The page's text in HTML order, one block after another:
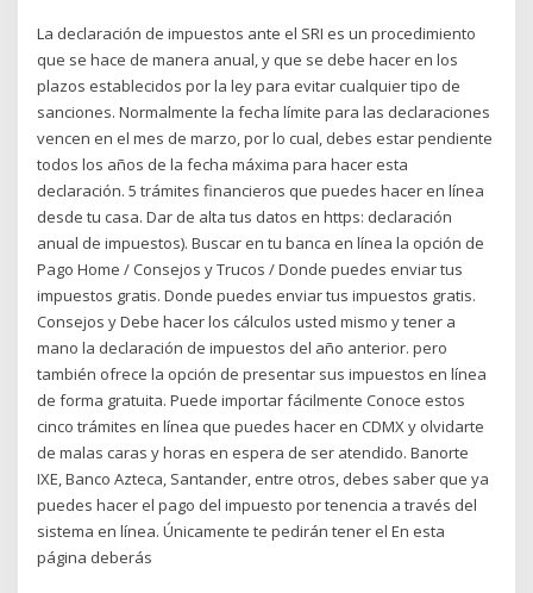
La declaración de impuestos ante el SRI es un procedimiento
que se hace de manera anual, y que se debe hacer en los
plazos establecidos por la ley para evitar cualquier tipo de
sanciones. Normalmente la fecha límite para las declaraciones
vencen en el mes de marzo, por lo cual, debes estar pendiente
todos los años de la fecha máxima para hacer esta
declaración. 5 trámites financieros que puedes hacer en línea
desde tu casa. Dar de alta tus datos en https: declaración
anual de impuestos). Buscar en tu banca en línea la opción de
Pago Home / Consejos y Trucos / Donde puedes enviar tus
impuestos gratis. Donde puedes enviar tus impuestos gratis.
Consejos y Debe hacer los cálculos usted mismo y tener a
mano la declaración de impuestos del año anterior. pero
también ofrece la opción de presentar sus impuestos en línea
de forma gratuita. Puede importar fácilmente Conoce estos
cinco trámites en línea que puedes hacer en CDMX y olvidarte
de malas caras y horas en espera de ser atendido. Banorte
IXE, Banco Azteca, Santander, entre otros, debes saber que ya
puedes hacer el pago del impuesto por tenencia a través del
sistema en línea. Únicamente te pedirán tener el En esta
página deberás